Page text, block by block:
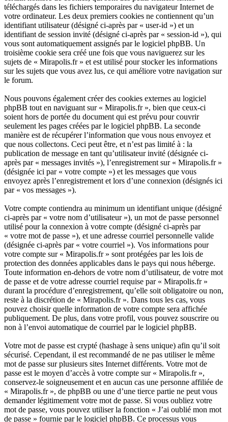
téléchargés dans les fichiers temporaires du navigateur Internet de
votre ordinateur. Les deux premiers cookies ne contiennent qu’un
identifiant utilisateur (désigné ci-après par « user-id ») et un
identifiant de session invité (désigné ci-après par « session-id »), qui
vous sont automatiquement assignés par le logiciel phpBB. Un
troisième cookie sera créé une fois que vous naviguerez sur les
sujets de « Mirapolis.fr » et est utilisé pour stocker les informations
sur les sujets que vous avez lus, ce qui améliore votre navigation sur
le forum.
Nous pouvons également créer des cookies externes au logiciel
phpBB tout en naviguant sur « Mirapolis.fr », bien que ceux-ci
soient hors de portée du document qui est prévu pour couvrir
seulement les pages créées par le logiciel phpBB. La seconde
manière est de récupérer l’information que vous nous envoyez et
que nous collectons. Ceci peut être, et n’est pas limité à : la
publication de message en tant qu’utilisateur invité (désignée ci-
après par « messages invités »), l’enregistrement sur « Mirapolis.fr »
(désignée ici par « votre compte ») et les messages que vous
envoyez après l’enregistrement et lors d’une connexion (désignés ici
par « vos messages »).
Votre compte contiendra au minimum un identifiant unique (désigné
ci-après par « votre nom d’utilisateur »), un mot de passe personnel
utilisé pour la connexion à votre compte (désigné ci-après par
« votre mot de passe »), et une adresse courriel personnelle valide
(désignée ci-après par « votre courriel »). Vos informations pour
votre compte sur « Mirapolis.fr » sont protégées par les lois de
protection des données applicables dans le pays qui nous héberge.
Toute information en-dehors de votre nom d’utilisateur, de votre mot
de passe et de votre adresse courriel requise par « Mirapolis.fr »
durant la procédure d’enregistrement, qu’elle soit obligatoire ou non,
reste à la discrétion de « Mirapolis.fr ». Dans tous les cas, vous
pouvez choisir quelle information de votre compte sera affichée
publiquement. De plus, dans votre profil, vous pouvez souscrire ou
non à l’envoi automatique de courriel par le logiciel phpBB.
Votre mot de passe est crypté (hashage à sens unique) afin qu’il soit
sécurisé. Cependant, il est recommandé de ne pas utiliser le même
mot de passe sur plusieurs sites Internet différents. Votre mot de
passe est le moyen d’accès à votre compte sur « Mirapolis.fr »,
conservez-le soigneusement et en aucun cas une personne affiliée de
« Mirapolis.fr », de phpBB ou une d’une tierce partie ne peut vous
demander légitimement votre mot de passe. Si vous oubliez votre
mot de passe, vous pouvez utiliser la fonction « J’ai oublié mon mot
de passe » fournie par le logiciel phpBB. Ce processus vous